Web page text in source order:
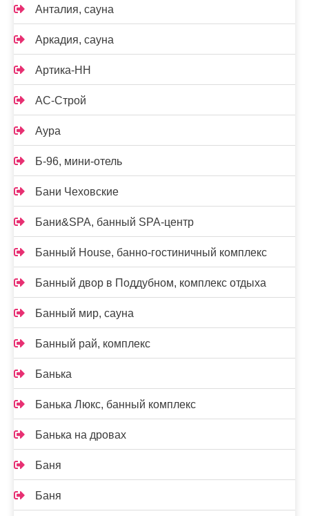
Анталия, сауна
Аркадия, сауна
Артика-НН
АС-Строй
Аура
Б-96, мини-отель
Бани Чеховские
Бани&SPA, банный SPA-центр
Банный House, банно-гостиничный комплекс
Банный двор в Поддубном, комплекс отдыха
Банный мир, сауна
Банный рай, комплекс
Банька
Банька Люкс, банный комплекс
Банька на дровах
Баня
Баня